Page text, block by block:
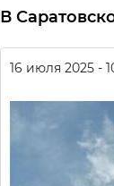
В
16 июля 2025 -